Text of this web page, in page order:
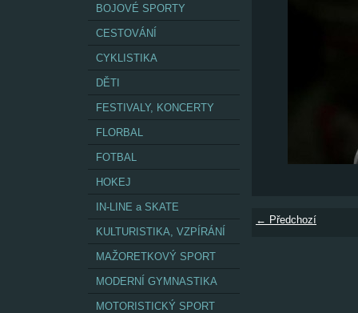
BOJOVÉ SPORTY
CESTOVÁNÍ
CYKLISTIKA
DĚTI
FESTIVALY, KONCERTY
FLORBAL
FOTBAL
HOKEJ
IN-LINE a SKATE
KULTURISTIKA, VZPÍRÁNÍ
MAŽORETKOVÝ SPORT
MODERNÍ GYMNASTIKA
MOTORISTICKÝ SPORT
← Předchozí